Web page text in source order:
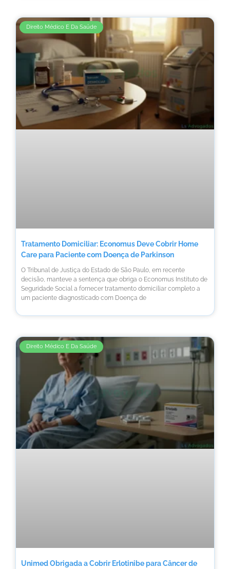
Direito Médico E Da Saúde
Tratamento Domiciliar: Economus Deve Cobrir Home
Care para Paciente com Doença de Parkinson
O Tribunal de Justiça do Estado de São Paulo, em recente
decisão, manteve a sentença que obriga o Economus Instituto de
Seguridade Social a fornecer tratamento domiciliar completo a
um paciente diagnosticado com Doença de
Direito Médico E Da Saúde
Unimed Obrigada a Cobrir Erlotinibe para Câncer de